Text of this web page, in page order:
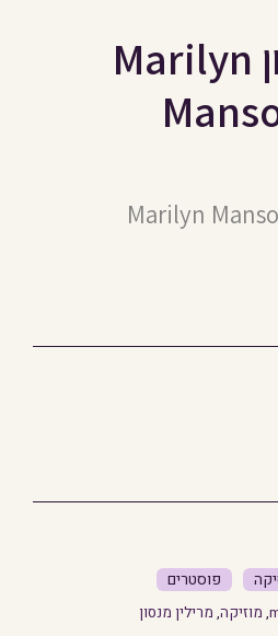
מרילין מנסון Marilyn
Marilyn
פוסטרים
, מוזיקה, מרילין מנסון